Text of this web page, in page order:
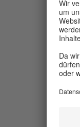
© Jens Klein
Personenakten der